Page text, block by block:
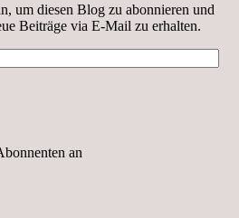
um diesen Blog zu abonnieren und
Beiträge via E-Mail zu erhalten.
an